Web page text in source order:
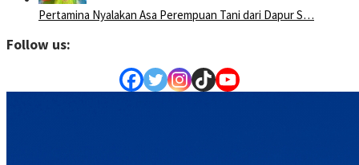
Pertamina Nyalakan Asa Perempuan Tani dari Dapur S…
Follow us: